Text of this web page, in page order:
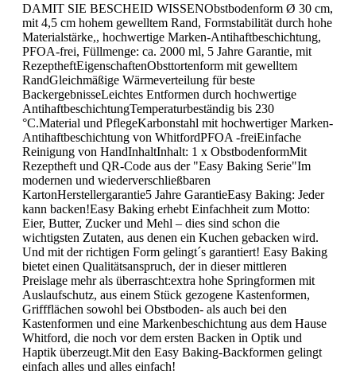
DAMIT SIE BESCHEID WISSENObstbodenform Ø 30 cm,
mit 4,5 cm hohem gewelltem Rand, Formstabilität durch hohe
Materialstärke,, hochwertige Marken-Antihaftbeschichtung,
PFOA-frei, Füllmenge: ca. 2000 ml, 5 Jahre Garantie, mit
RezeptheftEigenschaftenObsttortenform mit gewelltem
RandGleichmäßige Wärmeverteilung für beste
BackergebnisseLeichtes Entformen durch hochwertige
AntihaftbeschichtungTemperaturbeständig bis 230
°C.Material und PflegeKarbonstahl mit hochwertiger Marken-
Antihaftbeschichtung von WhitfordPFOA -freiEinfache
Reinigung von HandInhaltInhalt: 1 x ObstbodenformMit
Rezeptheft und QR-Code aus der "Easy Baking Serie"Im
modernen und wiederverschließbaren
KartonHerstellergarantie5 Jahre GarantieEasy Baking: Jeder
kann backen!Easy Baking erhebt Einfachheit zum Motto:
Eier, Butter, Zucker und Mehl – dies sind schon die
wichtigsten Zutaten, aus denen ein Kuchen gebacken wird.
Und mit der richtigen Form gelingt´s garantiert! Easy Baking
bietet einen Qualitätsanspruch, der in dieser mittleren
Preislage mehr als überrascht:extra hohe Springformen mit
Auslaufschutz, aus einem Stück gezogene Kastenformen,
Griffflächen sowohl bei Obstboden- als auch bei den
Kastenformen und eine Markenbeschichtung aus dem Hause
Whitford, die noch vor dem ersten Backen in Optik und
Haptik überzeugt.Mit den Easy Baking-Backformen gelingt
einfach alles und alles einfach!